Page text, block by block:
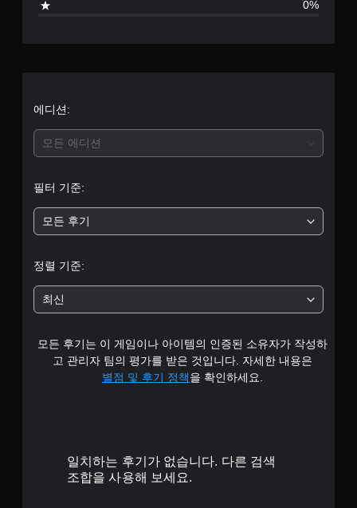
평
균
개
별
0%
에디션:
모든 에디션
필터 기준:
모든 후기
정렬 기준:
최신
모든 후기는 이 게임이나 아이템의 인증된 소유자가 작성하
고 관리자 팀의 평가를 받은 것입니다. 자세한 내용은
별점 및 후기 정책을 확인하세요.
일치하는 후기가 없습니다. 다른 검색
조합을 사용해 보세요.